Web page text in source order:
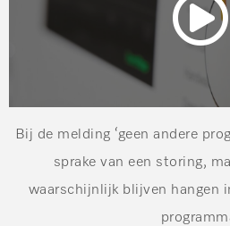
Bij de melding ‘geen andere
sprake van een storing,
waarschijnlijk blijven hangen